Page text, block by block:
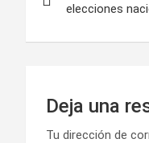
v
elecciones
Deja una
Tu dirección de